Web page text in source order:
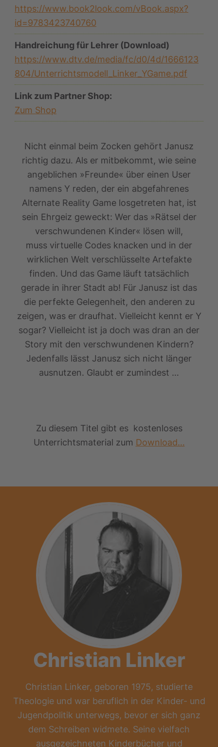
https://www.book2look.com/vBook.aspx?
id=9783423740760
Handreichung für Lehrer (Download)
https://www.dtv.de/media/fc/d0/4d/1666123
804/Unterrichtsmodell_Linker_YGame.pdf
Link zum Partner Shop:
Zum Shop
Nicht einmal beim Zocken gehört Janusz
richtig dazu. Als er mitbekommt, wie seine
angeblichen »Freunde« über einen User
namens Y reden, der ein abgefahrenes
Alternate Reality Game losgetreten hat, ist
sein Ehrgeiz geweckt: Wer das »Rätsel der
verschwundenen Kinder« lösen will,
muss virtuelle Codes knacken und in der
wirklichen Welt verschlüsselte Artefakte
finden. Und das Game läuft tatsächlich
gerade in ihrer Stadt ab! Für Janusz ist das
die perfekte Gelegenheit, den anderen zu
zeigen, was er draufhat. Vielleicht kennt er Y
sogar? Vielleicht ist ja doch was dran an der
Story mit den verschwundenen Kindern?
Jedenfalls lässt Janusz sich nicht länger
ausnutzen. Glaubt er zumindest …
Zu diesem Titel gibt es kostenloses
Unterrichtsmaterial zum Download…
Christian Linker
Christian Linker, geboren 1975, studierte
Theologie und war beruflich in der Kinder- und
Jugendpolitik unterwegs, bevor er sich ganz
dem Schreiben widmete. Seine vielfach
ausgezeichneten Kinderbücher und